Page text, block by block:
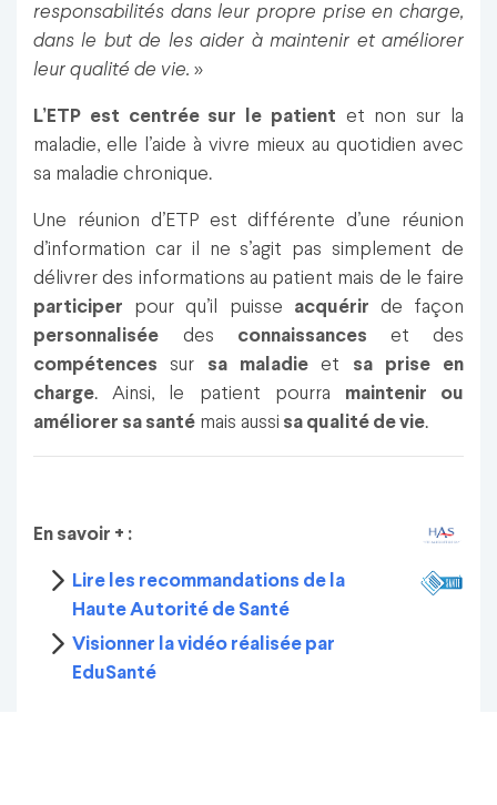
responsabilités dans leur propre prise en charge,
dans le but de les aider à maintenir et améliorer
leur qualité de vie. »
L’ETP est centrée sur le patient et non sur la
maladie, elle l’aide à vivre mieux au quotidien avec
sa maladie chronique.
Une réunion d’ETP est différente d’une réunion
d’information car il ne s’agit pas simplement de
délivrer des informations au patient mais de le faire
participer pour qu’il puisse acquérir de façon
personnalisée des connaissances et des
compétences sur sa maladieet sa prise en
charge. Ainsi, le patient pourra maintenir ou
améliorer sa santé mais aussi sa qualité de vie.
En savoir + :
Lire les recommandations de la
Haute Autorité de Santé
Visionner la vidéo réalisée par
EduSanté